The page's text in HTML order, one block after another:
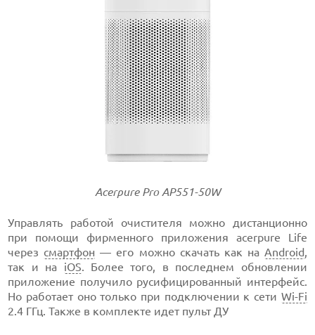
Acerpure Pro AP551-50W
Управлять работой очистителя можно дистанционно
при помощи фирменного приложения acerpure Life
через смартфон — его можно скачать как на Android,
так и на iOS. Более того, в последнем обновлении
приложение получило русифицированный интерфейс.
Но работает оно только при подключении к сети Wi-Fi
2.4 ГГц. Также в комплекте идет пульт ДУ